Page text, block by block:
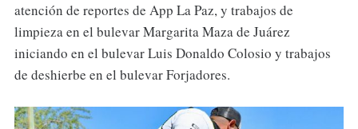
atención de reportes de App La Paz, y trabajos de
limpieza en el bulevar Margarita Maza de Juárez
iniciando en el bulevar Luis Donaldo Colosio y trabajos
de deshierbe en el bulevar Forjadores.